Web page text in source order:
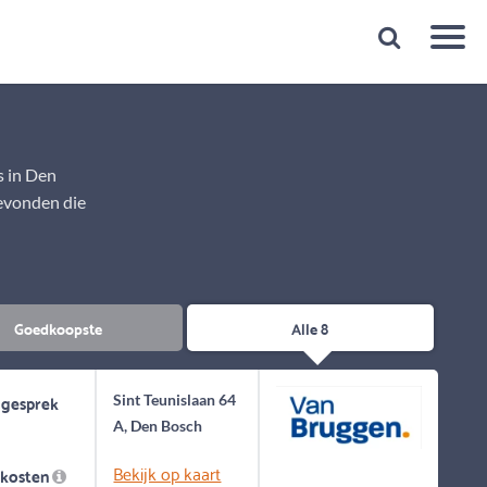
Plan een gratis 1e gesprek binnen 1 minuut
in Den
die
Goedkoopste Alle 8
Sint Teunislaan 64
A, Den Bosch
Bekijk op kaart